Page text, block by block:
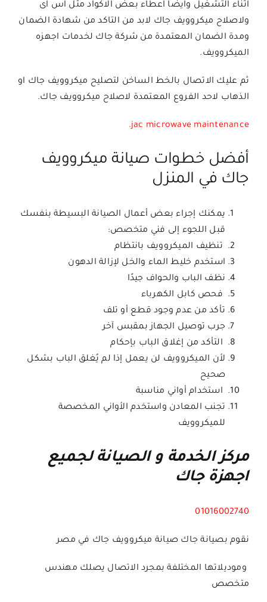
اثناء التشغيل وايضا اعطاء بعض الاكواد مثل اس اى
ولاصلاح ميكروويف جاك لابد من التاكد من شهادة الضمان
ومدة الضمان المعتمدة من شركة جاك لخدمات اجهزه
الميكروويف.
ثم عليك الاتصال بالخط الساخن لتصليح ميكروويف جاك او
الذهاب لاحد الفروع المعتمدة لاصلاح ميكروويف جاك.
jac microwave maintenance.
أفضل خطوات صيانة ميكروويف
جاك في المنزل
يمكنك إجراء بعض أعمال الصيانة البسيطة بنفسك
قبل اللجوء إلى فني متخصص:
تنظيف الميكروويف بانتظام
استخدم خليط الماء والخل لإزالة الدهون
نظف الباب والحواف جيدًا
فحص كابل الكهرباء
تأكد من عدم وجود قطع أو تلف
جرب توصيل الجهاز بمقبس آخر
التأكد من إغلاق الباب بإحكام
لأن الميكروويف لن يعمل إذا لم يُغلق الباب بشكل
صحيح
استخدام أواني مناسبة
تجنب المعادن واستخدم الأواني المخصصة
للميكروويف
مركز الخدمة و الصيانة لجميع
اجهزة جاك
01016002740
نقوم بصيانة جاك صيانة ميكروويف جاك في مصر
وموديلاتها المختلفة بمجرد الاتصال يصلك مهندس
متخصص